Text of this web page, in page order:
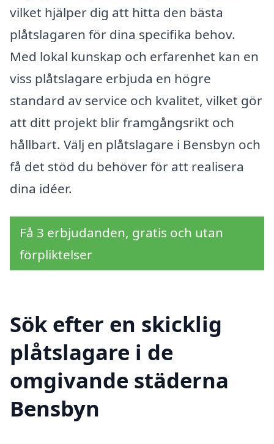
vilket hjälper dig att hitta den bästa
plåtslagaren för dina specifika behov.
Med lokal kunskap och erfarenhet kan en
viss plåtslagare erbjuda en högre
standard av service och kvalitet, vilket gör
att ditt projekt blir framgångsrikt och
hållbart. Välj en plåtslagare i Bensbyn och
få det stöd du behöver för att realisera
dina idéer.
Få 3 erbjudanden, gratis och utan
förpliktelser
Sök efter en skicklig
plåtslagare i de
omgivande städerna
Bensbyn